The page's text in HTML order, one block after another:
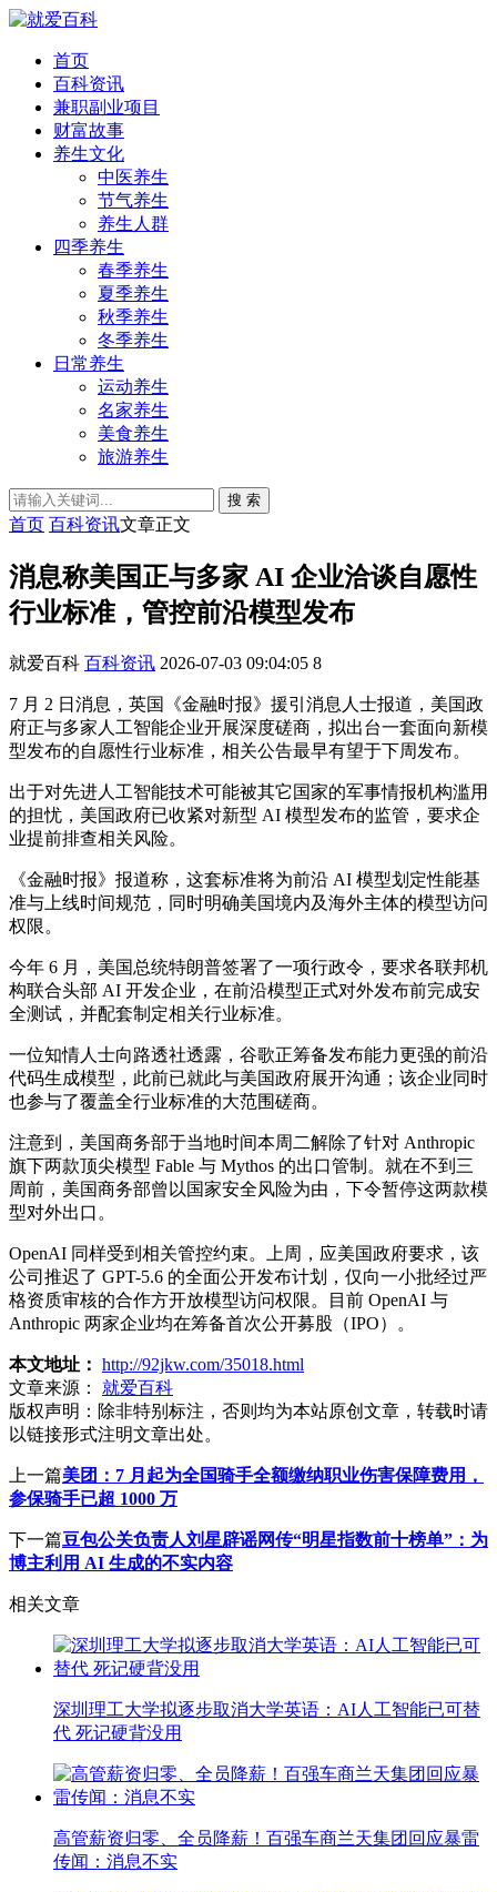
首页
百科资讯
兼职副业项目
财富故事
养生文化
中医养生
节气养生
养生人群
四季养生
春季养生
夏季养生
秋季养生
冬季养生
日常养生
运动养生
名家养生
美食养生
旅游养生
搜 索
首页 百科资讯文章正文
消息称美国正与多家 AI 企业洽谈自愿性
行业标准，管控前沿模型发布
就爱百科 百科资讯 2026-07-03 09:04:05 8
7 月 2 日消息，英国《金融时报》援引消息人士报道，美国政
府正与多家人工智能企业开展深度磋商，拟出台一套面向新模
型发布的自愿性行业标准，相关公告最早有望于下周发布。
出于对先进人工智能技术可能被其它国家的军事情报机构滥用
的担忧，美国政府已收紧对新型 AI 模型发布的监管，要求企
业提前排查相关风险。
《金融时报》报道称，这套标准将为前沿 AI 模型划定性能基
准与上线时间规范，同时明确美国境内及海外主体的模型访问
权限。
今年 6 月，美国总统特朗普签署了一项行政令，要求各联邦机
构联合头部 AI 开发企业，在前沿模型正式对外发布前完成安
全测试，并配套制定相关行业标准。
一位知情人士向路透社透露，谷歌正筹备发布能力更强的前沿
代码生成模型，此前已就此与美国政府展开沟通；该企业同时
也参与了覆盖全行业标准的大范围磋商。
注意到，美国商务部于当地时间本周二解除了针对 Anthropic
旗下两款顶尖模型 Fable 与 Mythos 的出口管制。就在不到三
周前，美国商务部曾以国家安全风险为由，下令暂停这两款模
型对外出口。
OpenAI 同样受到相关管控约束。上周，应美国政府要求，该
公司推迟了 GPT-5.6 的全面公开发布计划，仅向一小批经过严
格资质审核的合作方开放模型访问权限。目前 OpenAI 与
Anthropic 两家企业均在筹备首次公开募股（IPO）。
本文地址： http://92jkw.com/35018.html
文章来源：
就爱百科
版权声明： 除非特别标注，否则均为本站原创文章，转载时请
以链接形式注明文章出处。
上一篇美团：7 月起为全国骑手全额缴纳职业伤害保障费用，
参保骑手已超 1000 万
下一篇豆包公关负责人刘星辟谣网传“明星指数前十榜单”：为
博主利用 AI 生成的不实内容
相关文章
深圳理工大学拟逐步取消大学英语：AI人工智能已可替
代 死记硬背没用
高管薪资归零、全员降薪！百强车商兰天集团回应暴雷
传闻：消息不实